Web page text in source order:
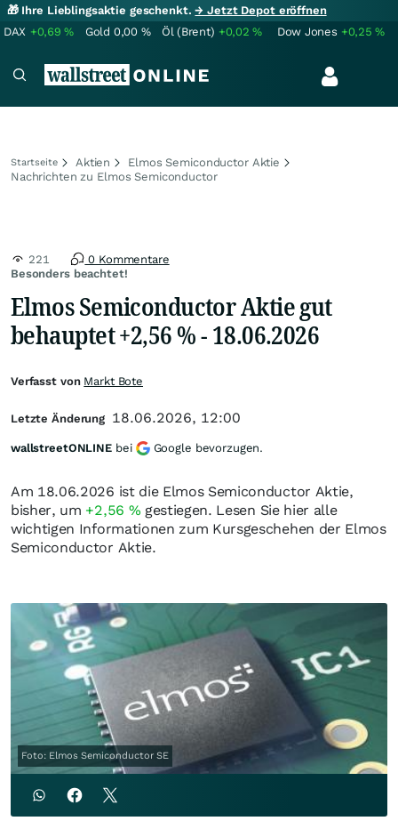
🎁 Ihre Lieblingsaktie geschenkt.→ Jetzt Depot eröffnen
DAX +0,69% Gold 0,00 % Öl (Brent) +0,02% Dow Jones +0,25%
Startseite Aktien
Elmos Semiconductor Aktie
Nachrichten zu Elmos Semiconductor
Besonders beachtet!
221 0 Kommentare
Elmos Semiconductor Aktie gut
behauptet +2,56 % - 18.06.2026
Am 18.06.2026 ist die Elmos Semiconductor Aktie,
bisher, um +2,56 % gestiegen. Lesen Sie hier alle
wichtigen Informationen zum Kursgeschehen der Elmos
Semiconductor Aktie.
Foto: Elmos Semiconductor SE
Verfasst von Markt Bote
Letzte Änderung 18.06.2026, 12:00
wallstreetONLINE bei Google bevorzugen.